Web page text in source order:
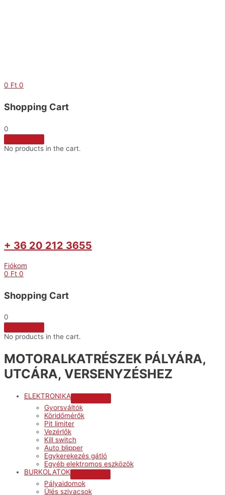
0 Ft 0
Shopping Cart
0
No products in the cart.
+ 36 20 212 3655
Fiókom
0 Ft 0
Shopping Cart
0
No products in the cart.
MOTORALKATRÉSZEK PÁLYÁRA,
UTCÁRA, VERSENYZÉSHEZ
ELEKTRONIKA
Gyorsváltók
Köridőmérők
Pit limiter
Vezérlők
Kill switch
Auto blipper
Egykerekezés gátló
Egyéb elektromos eszközök
BURKOLATOK
Pályaidomok
Ülés szivacsok